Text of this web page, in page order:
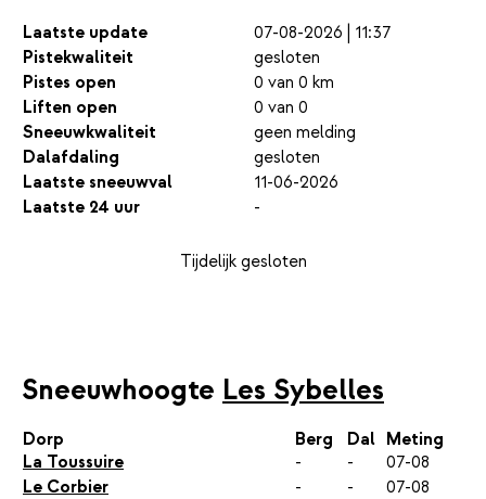
Laatste update
07-08-2026 | 11:37
Pistekwaliteit
gesloten
Pistes open
0 van 0 km
Liften open
0 van 0
Sneeuwkwaliteit
geen melding
Dalafdaling
gesloten
Laatste sneeuwval
11-06-2026
Laatste 24 uur
-
Tijdelijk gesloten
Sneeuwhoogte Les Sybelles
Dorp Berg Dal Meting
La Toussuire
- -
07-08
Le Corbier
- -
07-08